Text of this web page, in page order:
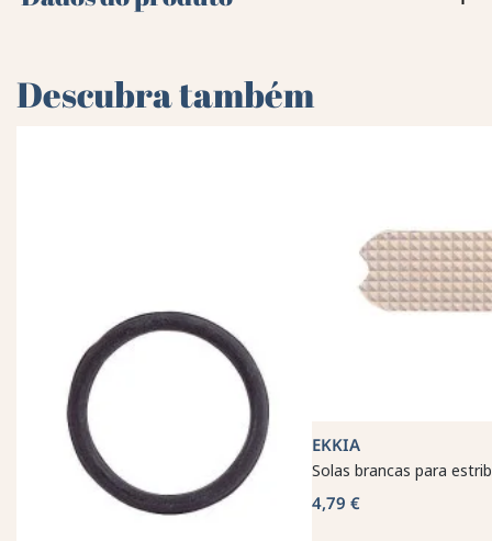
Descubra também
EKKIA
Solas brancas para
4,79 €